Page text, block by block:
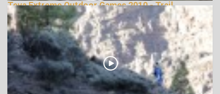
Teva Extreme Outdoor Games 2010 - Trail
Running
146039 Nézetek